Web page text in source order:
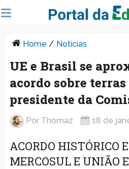
Home / Notícias
UE e Brasil se
acordo sobre
presidente da
Por Thomaz 18 de
ACORDO HISTÓRICO
MERCOSUL E UNIÃO